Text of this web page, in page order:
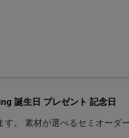
誕生日 プレゼント 記念日
。 素材が選べるセミオーダ